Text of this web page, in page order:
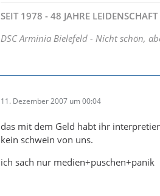
SEIT 1978 - 48 JAHRE LEIDENSCHAFT
DSC Arminia Bielefeld - Nicht schön,
11. Dezember 2007 um 00:04
das mit dem Geld habt ihr
kein schwein von uns.
ich sach nur medien+puschen+panik